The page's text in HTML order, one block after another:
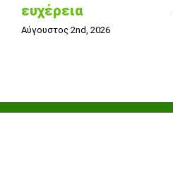
ευχέρεια
Αύγουστος 2nd, 2026